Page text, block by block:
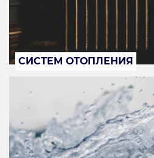
СИСТЕМ ОТОПЛЕНИЯ